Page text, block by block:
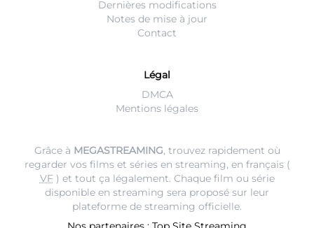
Dernières modifications
Notes de mise à jour
Contact
Légal
DMCA
Mentions légales
Grâce à MEGASTREAMING, trouvez rapidement où
regarder vos films et séries en streaming, en français (
VF) et tout ça légalement. Chaque film ou série
disponible en streaming sera proposé sur leur
plateforme de streaming officielle.